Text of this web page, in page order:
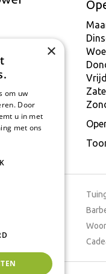
×
om uw
Door
u in met
met ons